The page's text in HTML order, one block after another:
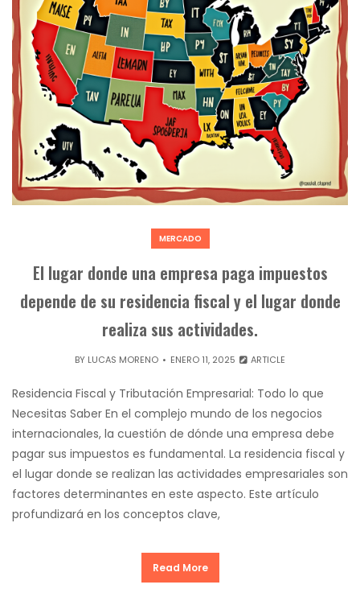
MERCADO
El lugar donde una empresa paga impuestos
depende de su residencia fiscal y el lugar donde
realiza sus actividades.
BY LUCAS MORENO ENERO 11, 2025 ARTICLE
Residencia Fiscal y Tributación Empresarial: Todo lo que
Necesitas Saber En el complejo mundo de los negocios
internacionales, la cuestión de dónde una empresa debe
pagar sus impuestos es fundamental. La residencia fiscal y
el lugar donde se realizan las actividades empresariales son
factores determinantes en este aspecto. Este artículo
profundizará en los conceptos clave,
Read More